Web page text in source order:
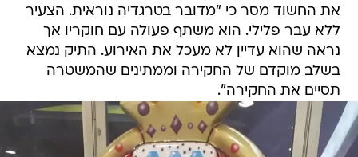
את החשוד מסר כי "מדובר בטרגדיה נוראית. הצעיר
ללא עבר פלילי. הוא משתף פעולה עם חוקריו אך
נראה שהוא עדיין לא מעכל את האירוע. התיק נמצא
בשלב מוקדם של החקירה וממתינים שהמשטרה
תסיים את החקירה".